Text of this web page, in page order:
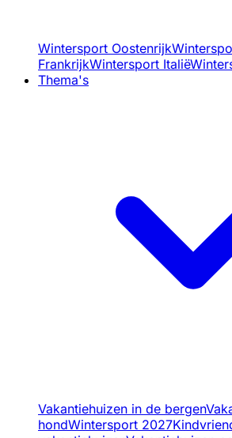
Wintersport Oostenrijk
FrankrijkWintersport Italië
Thema's
Vakantiehuizen in de bergen
hondWintersport 2027